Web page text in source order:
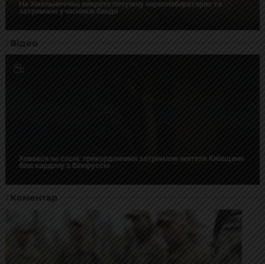
На Хмельниччині викрито потужну нарколабораторію та
затримано учасників банди
Відео
Ховався на сосні: прикордонники затримали жителя Київщини
біля кордону з Білоруссю
Коментар